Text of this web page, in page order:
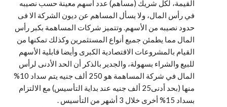
القيمة، لكل شريك (مساهم) عدد أسهم معينة حسب نصيبه
في رأس المال، ولا يسأل المساهم عن ديون الشركة الا فى
حدود نصيبه من الأسهم. وتتميز شركات المساهمة بكبر رأس
المال مما يطمئن جميع أنواع المستثمرين وكذلك تمكنها من
القيام بالمشروعات الاقتصادية الكبرى وأيضا قابلية الأسهم
للبيع والشراء بسهولة، والجدير بالذكر أن الحد الأدنى لرأس
المال في شركة المساهمة هو 250 ألف جنيه يتم سداد 10%
منها (بحد أدنى25 ألف جنيه عند بداية التأسيس) مع الالتزام
بسداد 15% أخرى خلال 3 أشهر من التأسيس .